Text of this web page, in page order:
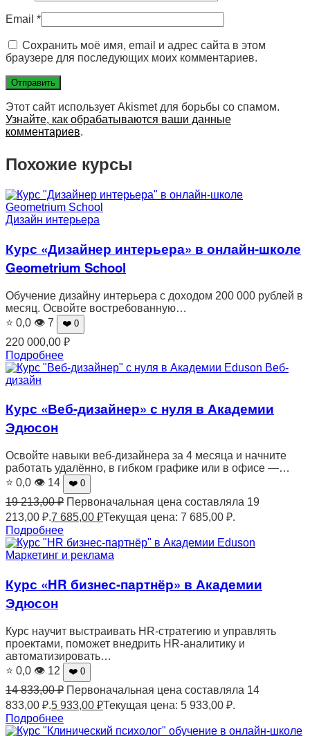
Email *
Сохранить моё имя, email и адрес сайта в этом
браузере для последующих моих комментариев.
Этот сайт использует Akismet для борьбы со спамом.
Узнайте, как обрабатываются ваши данные
комментариев.
Похожие курсы
Дизайн интерьера
Курс «Дизайнер интерьера» в онлайн-школе
Geometrium School
Обучение дизайну интерьера с доходом 200 000 рублей в
месяц. Освойте востребованную…
⭐ 0,0 👁 7 ❤️ 0
220 000,00 ₽
Подробнее
Веб-
дизайн
Курс «Веб-дизайнер» с нуля в Академии
Эдюсон
Освойте навыки веб-дизайнера за 4 месяца и начните
работать удалённо, в гибком графике или в офисе —…
⭐ 0,0 👁 14 ❤️ 0
19 213,00₽ Первоначальная цена составляла 19
213,00 ₽.7 685,00 ₽Текущая цена: 7 685,00 ₽.
Подробнее
Маркетинг и реклама
Курс «HR бизнес-партнёр» в Академии
Эдюсон
Курс научит выстраивать HR-стратегию и управлять
проектами, поможет внедрить HR-аналитику и
автоматизировать…
⭐ 0,0 👁 12 ❤️ 0
14 833,00₽ Первоначальная цена составляла 14
833,00 ₽.5 933,00 ₽Текущая цена: 5 933,00 ₽.
Подробнее